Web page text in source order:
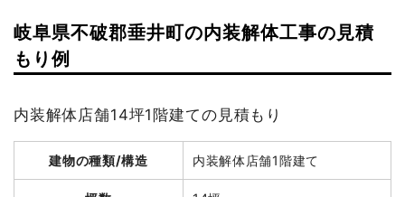
建物の種類/構造 軽量鉄骨造住宅1階建て
坪数 31坪
建物解体費用 76万3,840円
総額 135万6,124円
建物の種類/構造
建物解体費用 60万円
総額 75万円
岐阜県不破郡垂井町の内装解体工事の見積
もり例
内装解体店舗14坪1階建ての見積もり
建物の種類/構造 内装解体店舗1階建て